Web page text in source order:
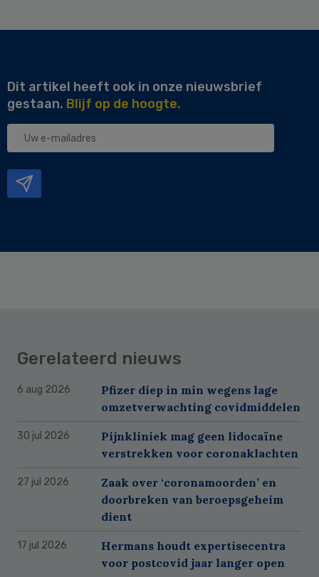
Dit artikel heeft ook in onze nieuwsbrief
gestaan. Blijf op de hoogte.
Uw
Gerelateerd nieuws
6 aug 2026
Pfizer diep in min wegens lage
omzetverwachting covidmiddelen
30 jul 2026
Pijnkliniek mag geen lidocaïne
verstrekken voor coronaklachten
27 jul 2026
Zaak over ‘coronamoorden’ en
doorbreken van beroepsgeheim
dient
17 jul 2026
Hermans houdt expertisecentra
voor postcovid jaar langer open